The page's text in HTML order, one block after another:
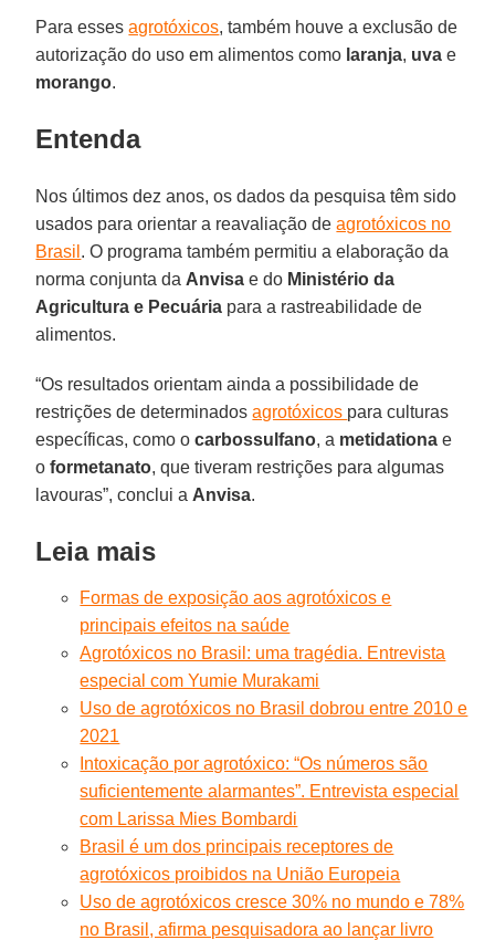
Para essesagrotóxicos, também houve a exclusão de
autorização do uso em alimentos como laranja, uva e
morango.
Entenda
Nos últimos dez anos, os dados da pesquisa têm sido
usados para orientar a reavaliação deagrotóxicos no
Brasil . O programa também permitiu a elaboração da
norma conjunta da Anvisa e do Ministério da
Agricultura e Pecuária para a rastreabilidade de
alimentos.
“Os resultados orientam ainda a possibilidade de
restrições de determinadosagrotóxicos para culturas
específicas, como ocarbossulfano, a metidationa e
oformetanato, que tiveram restrições para algumas
lavouras”, conclui a Anvisa.
Leia mais
Formas de exposição aos agrotóxicos e
principais efeitos na saúde
Agrotóxicos no Brasil: uma tragédia. Entrevista
especial com Yumie Murakami
Uso de agrotóxicos no Brasil dobrou entre 2010 e
2021
Intoxicação por agrotóxico: “Os números são
suficientemente alarmantes”. Entrevista especial
com Larissa Mies Bombardi
Brasil é um dos principais receptores de
agrotóxicos proibidos na União Europeia
Uso de agrotóxicos cresce 30% no mundo e 78%
no Brasil, afirma pesquisadora ao lançar livro